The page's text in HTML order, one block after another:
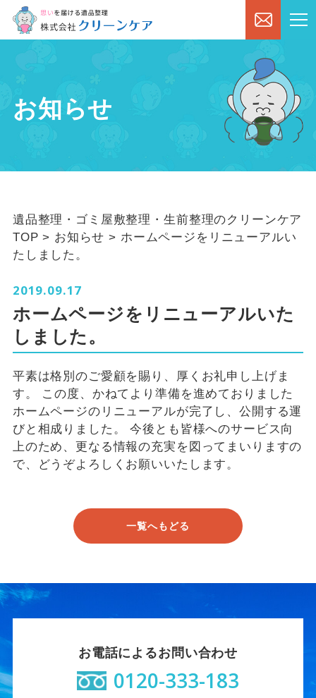
お知らせ
遺品整理・ゴミ屋敷整理・生前整理のクリーンケア
TOP > お知らせ > ホームページをリニューアルい
たしました。
2019.09.17
ホームページをリニューアルいた
しました。
平素は格別のご愛顧を賜り、厚くお礼申し上げま
す。 この度、かねてより準備を進めておりました
ホームページのリニューアルが完了し、公開する運
びと相成りました。 今後とも皆様へのサービス向
上のため、更なる情報の充実を図ってまいりますの
で、どうぞよろしくお願いいたします。
一覧へもどる
お電話によるお問い合わせ
0120-333-183